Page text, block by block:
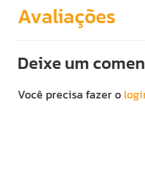
Avaliações
Deixe um
Você precisa fazer o